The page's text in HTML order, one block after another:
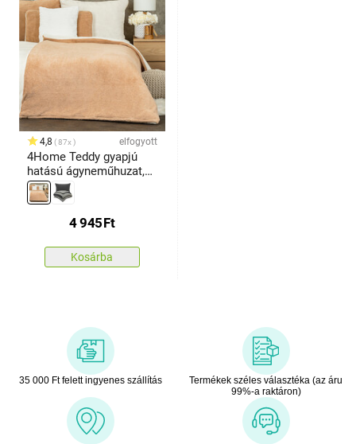
4,8 87x elfogyott
4Home Teddy gyapjú
hatású ágyneműhuzat,
bézs, 140 x 200 cm, 70 x
90 cm
4 945Ft
Kosárba
35 000 Ft felett ingyenes szállítás
Termékek széles választéka (az áru
99%-a raktáron)